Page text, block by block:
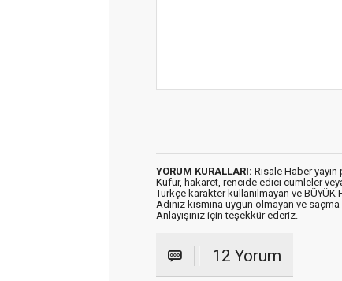
YORUM KURALLARI: Risale Haber
Küfür, hakaret, rencide edici cümleler
Türkçe karakter kullanılmayan ve BÜYÜK
Adınız kısmına uygun olmayan ve
Anlayışınız için teşekkür ederiz.
12 Yorum